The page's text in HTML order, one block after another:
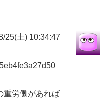
25(土) 10:34:47
重労働があれば